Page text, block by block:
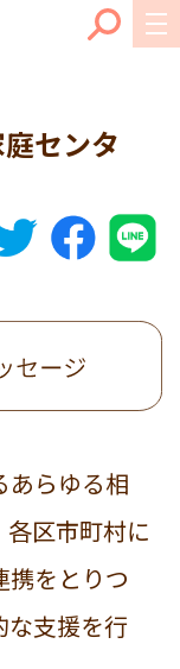
センタ
あらゆる相
区市町村に
携をとりつ
な支援を行